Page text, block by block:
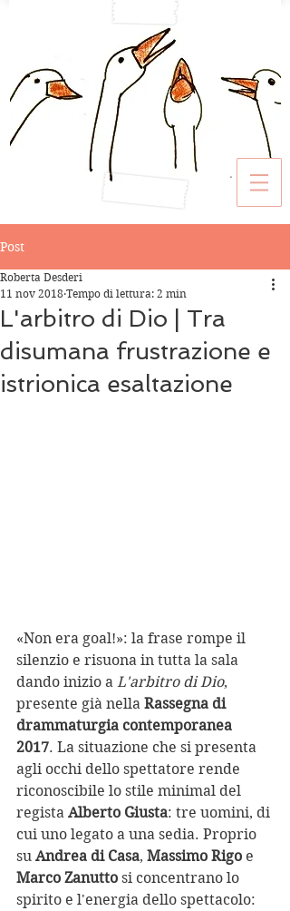
Post
L'arbitro di Dio | Tra
disumana frustrazione e
istrionica esaltazione
Roberta Desderi
11 nov 2018 Tempo di lettura: 2 min
«Non era goal!»: la frase rompe il
silenzio e risuona in tutta la sala
dando inizio a L'arbitro di Dio,
presente già nella Rassegna di
drammaturgia contemporanea
2017. La situazione che si presenta
agli occhi dello spettatore rende
riconoscibile lo stile minimal del
regista Alberto Giusta: tre uomini, di
cui uno legato a una sedia. Proprio
su Andrea di Casa, Massimo Rigo e
Marco Zanutto si concentrano lo
spirito e l'energia dello spettacolo: